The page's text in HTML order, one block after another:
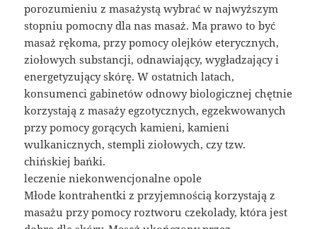
porozumieniu z masażystą wybrać w najwyższym
stopniu pomocny dla nas masaż. Ma prawo to być
masaż rękoma, przy pomocy olejków eterycznych,
ziołowych substancji, odnawiający, wygładzający i
energetyzujący skórę. W ostatnich latach,
konsumenci gabinetów odnowy biologicznej chętnie
korzystają z masaży egzotycznych, egzekwowanych
przy pomocy gorących kamieni, kamieni
wulkanicznych, stempli ziołowych, czy tzw.
chińskiej bańki.
leczenie niekonwencjonalne opole
Młode kontrahentki z przyjemnością korzystają z
masażu przy pomocy roztworu czekolady, która jest